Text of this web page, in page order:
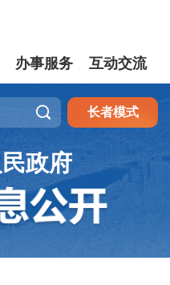
办事服务 互动交流
 长者模式
政府